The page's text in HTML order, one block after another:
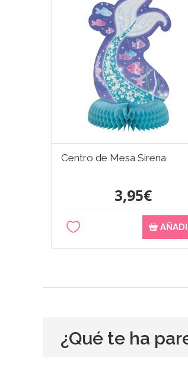
Centro de Mesa Sirena
3,95€
¿Qué te ha